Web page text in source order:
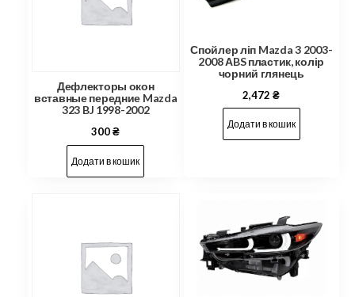
Дефлекторы окон
вставные передние Mazda
323 BJ 1998-2002
300₴
Додати в кошик
Спойлер ліп Mazda 3 2003-
2008 АBS пластик, колір
чорний глянець
2,472₴
Додати в кошик